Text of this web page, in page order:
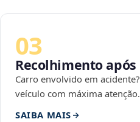
03
Recolhimento após
Carro envolvido em
veículo com máxima atenção.
SAIBA MAIS